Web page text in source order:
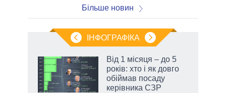
Більше новин
ІНФОГРАФІКА
Від 1 місяця – до 5
років: хто і як довго
обіймав посаду
керівника СЗР